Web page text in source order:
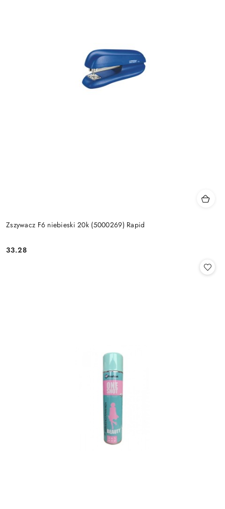
Zszywacz F6 niebieski 20k (5000269) Rapid
Cena:
33.28